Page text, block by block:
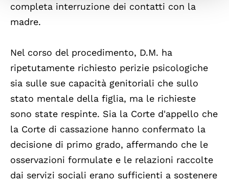
completa interruzione dei contatti con la
madre.
Nel corso del procedimento, D.M. ha
ripetutamente richiesto perizie psicologiche
sia sulle sue capacità genitoriali che sullo
stato mentale della figlia, ma le richieste
sono state respinte. Sia la Corte d'appello che
la Corte di cassazione hanno confermato la
decisione di primo grado, affermando che le
osservazioni formulate e le relazioni raccolte
dai servizi sociali erano sufficienti a sostenere